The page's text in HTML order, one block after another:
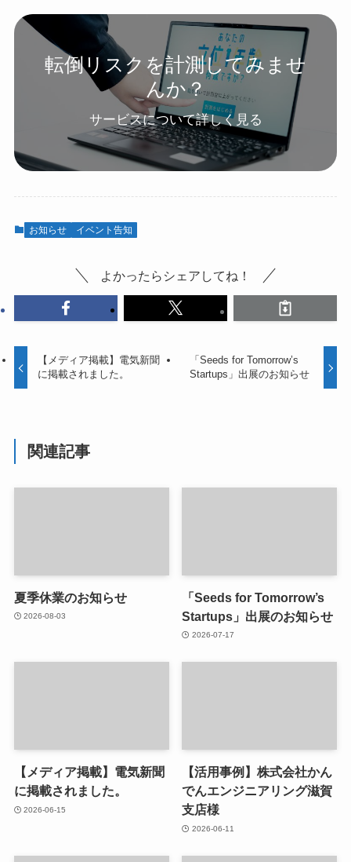
転倒リスクを計測してみませ
んか？
サービスについて詳しく見る
お知らせ イベント告知
よかったらシェアしてね！
【メディア掲載】電気新聞
に掲載されました。
「Seeds for Tomorrow’s
Startups」出展のお知らせ
関連記事
夏季休業のお知らせ
2026-08-03
「Seeds for Tomorrow’s
Startups」出展のお知らせ
2026-07-17
【メディア掲載】電気新聞
に掲載されました。
2026-06-15
【活用事例】株式会社かん
でんエンジニアリング滋賀
支店様
2026-06-11